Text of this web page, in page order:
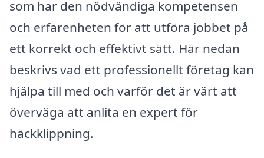
som har den nödvändiga kompetensen
och erfarenheten för att utföra jobbet på
ett korrekt och effektivt sätt. Här nedan
beskrivs vad ett professionellt företag kan
hjälpa till med och varför det är värt att
överväga att anlita en expert för
häckklippning.